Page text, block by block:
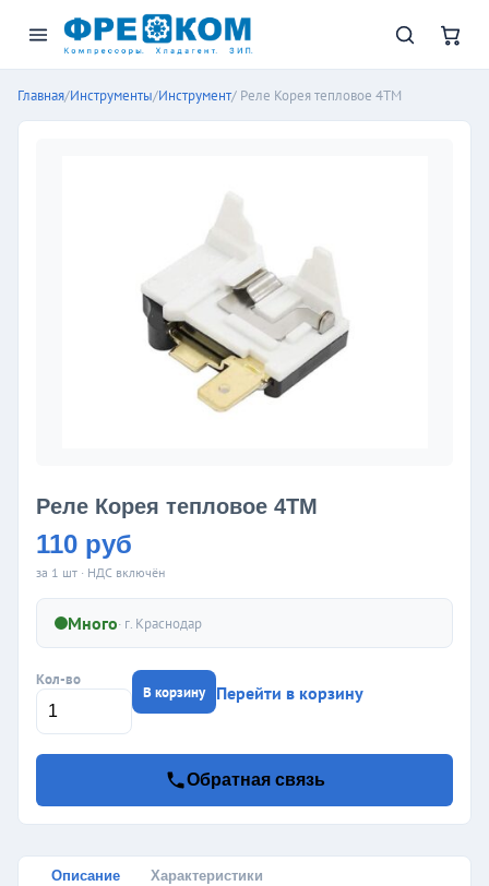
Главная/Инструменты/Инструмент/ Реле Корея тепловое 4ТМ
Реле Корея тепловое 4ТМ
110 руб
за 1 шт · НДС включён
Много· г. Краснодар
Кол-во
В корзину Перейти в корзину
Обратная связь
Описание Характеристики